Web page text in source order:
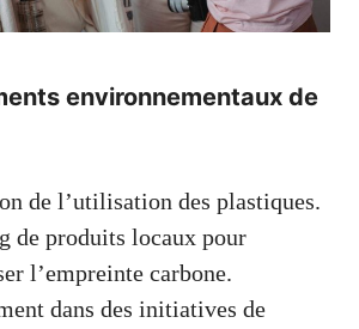
environnementaux de
de l’utilisation des plastiques.
de produits locaux pour
l’empreinte carbone.
dans des initiatives de